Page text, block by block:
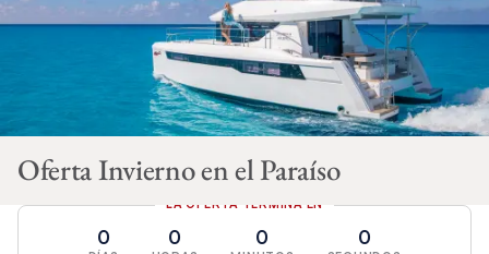
Oferta Invierno en el Paraíso
LA OFERTA TERMINA EN
0 0 0 0